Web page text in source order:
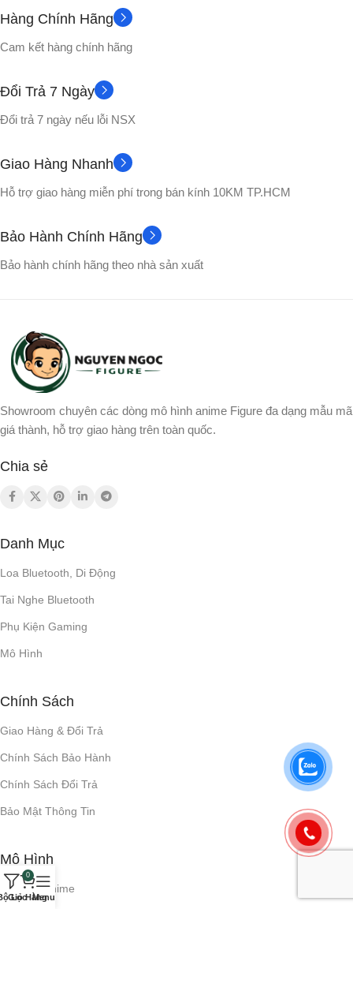
Hàng Chính Hãng
Cam kết hàng chính hãng
Đổi Trả 7 Ngày
Đổi trả 7 ngày nếu lỗi NSX
Giao Hàng Nhanh
Hỗ trợ giao hàng miễn phí trong bán kính 10KM TP.HCM
Bảo Hành Chính Hãng
Bảo hành chính hãng theo nhà sản xuất
Showroom chuyên các dòng mô hình anime Figure đa dạng mẫu mã
giá thành, hỗ trợ giao hàng trên toàn quốc.
Chia sẻ
Danh Mục
Loa Bluetooth, Di Động
Tai Nghe Bluetooth
Phụ Kiện Gaming
Mô Hình
Chính Sách
Giao Hàng & Đổi Trả
Chính Sách Bảo Hành
Chính Sách Đổi Trả
Bảo Mật Thông Tin
Mô Hình
Mô hình Anime
Lọc
0
Giỏ Hàng
Menu